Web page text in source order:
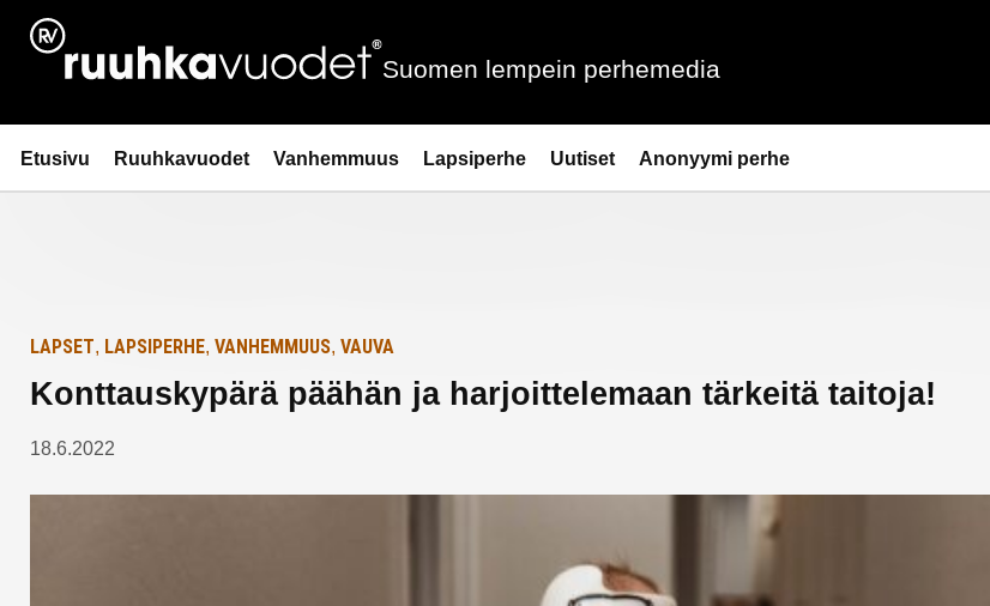
Siirry
sisältöön
Ruuhkavuodet.fi
Suomen lempein perhemedia
Etusivu Ruuhkavuodet Vanhemmuus Lapsiperhe Uutiset Anonyymi perhe
Etusivulle
LAPSET, LAPSIPERHE, VANHEMMUUS, VAUVA
Konttauskypärä päähän ja harjoittelemaan tärkeitä taitoja!
18.6.2022